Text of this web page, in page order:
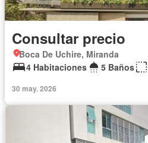
Consultar precio
Boca De Uchire, Miranda
4 Habitaciones
5 Baños
30 may. 2026